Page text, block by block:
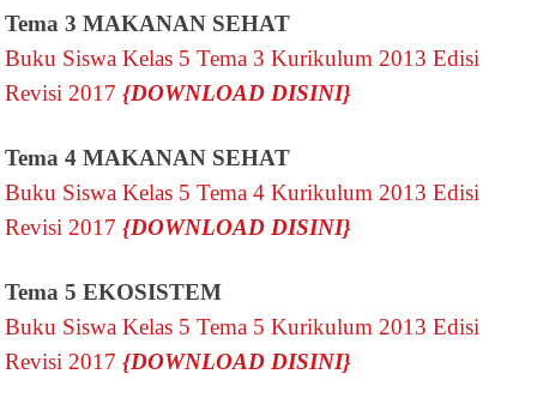
Tema 3 MAKANAN SEHAT
Buku Siswa Kelas 5 Tema 3 Kurikulum 2013 Edisi
Revisi 2017{DOWNLOAD DISINI}
Tema 4 MAKANAN SEHAT
Buku Siswa Kelas 5 Tema 4 Kurikulum 2013 Edisi
Revisi 2017{DOWNLOAD DISINI}
Tema 5 EKOSISTEM
Buku Siswa Kelas 5 Tema 5 Kurikulum 2013 Edisi
Revisi 2017{DOWNLOAD DISINI}